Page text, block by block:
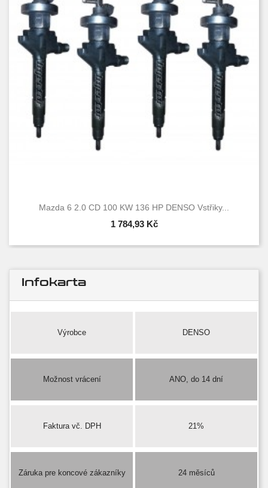
Mazda 6 2.0 CD 100 KW 136 HP DENSO Vstřiky...
1 784,93 Kč
Infokarta
Výrobce DENSO
Možnost vrácení ANO, do 14 dní
Faktura vč. DPH 21%
Záruka pre koncové zákazníky 24 měsíců